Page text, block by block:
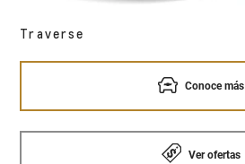
Traverse
Conoce más
Ver ofertas